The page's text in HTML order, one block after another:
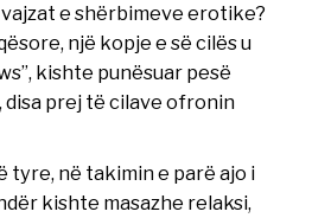
e shërbimeve erotike?
një kopje e së cilës u
kishte punësuar pesë
disa prej të cilave ofronin
tyre, në takimin e parë ajo i
kishte masazhe relaksi,